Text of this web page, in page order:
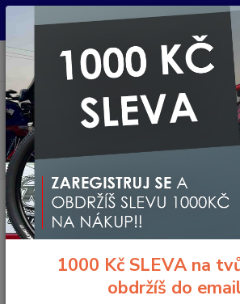
Pro nachystání kola / doplňků na prodejně si
CZK
+420 733 792 733
PO-PÁ 10:00-17:00 | SO: 9:00-12:00
Úvod Přestavby elektrokol / ELEKTRO SADY
750W, 48V
Středový pohon
1000 Kč SLEVA na
obdržíš do